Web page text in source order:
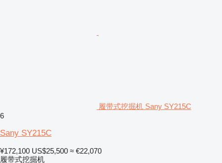
履带式挖掘机 Sany SY215C
6
Sany SY215C
¥172,100 US$25,500 ≈ €22,070
履带式挖掘机